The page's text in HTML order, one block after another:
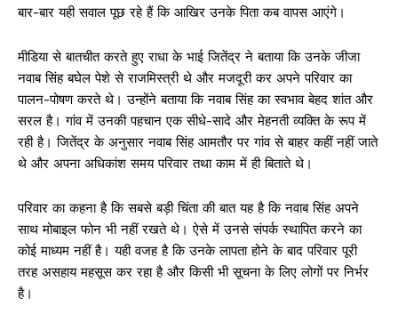
बार-बार यही सवाल पूछ रहे हैं कि आखिर उनके पिता कब वापस आएंगे।
मीडिया से बातचीत करते हुए राधा के भाई जितेंद्र ने बताया कि उनके जीजा
नवाब सिंह बघेल पेशे से राजमिस्त्री थे और मजदूरी कर अपने परिवार का
पालन-पोषण करते थे। उन्होंने बताया कि नवाब सिंह का स्वभाव बेहद शांत और
सरल है। गांव में उनकी पहचान एक सीधे-सादे और मेहनती व्यक्ति के रूप में
रही है। जितेंद्र के अनुसार नवाब सिंह आमतौर पर गांव से बाहर कहीं नहीं जाते
थे और अपना अधिकांश समय परिवार तथा काम में ही बिताते थे।
परिवार का कहना है कि सबसे बड़ी चिंता की बात यह है कि नवाब सिंह अपने
साथ मोबाइल फोन भी नहीं रखते थे। ऐसे में उनसे संपर्क स्थापित करने का
कोई माध्यम नहीं है। यही वजह है कि उनके लापता होने के बाद परिवार पूरी
तरह असहाय महसूस कर रहा है और किसी भी सूचना के लिए लोगों पर निर्भर
है।